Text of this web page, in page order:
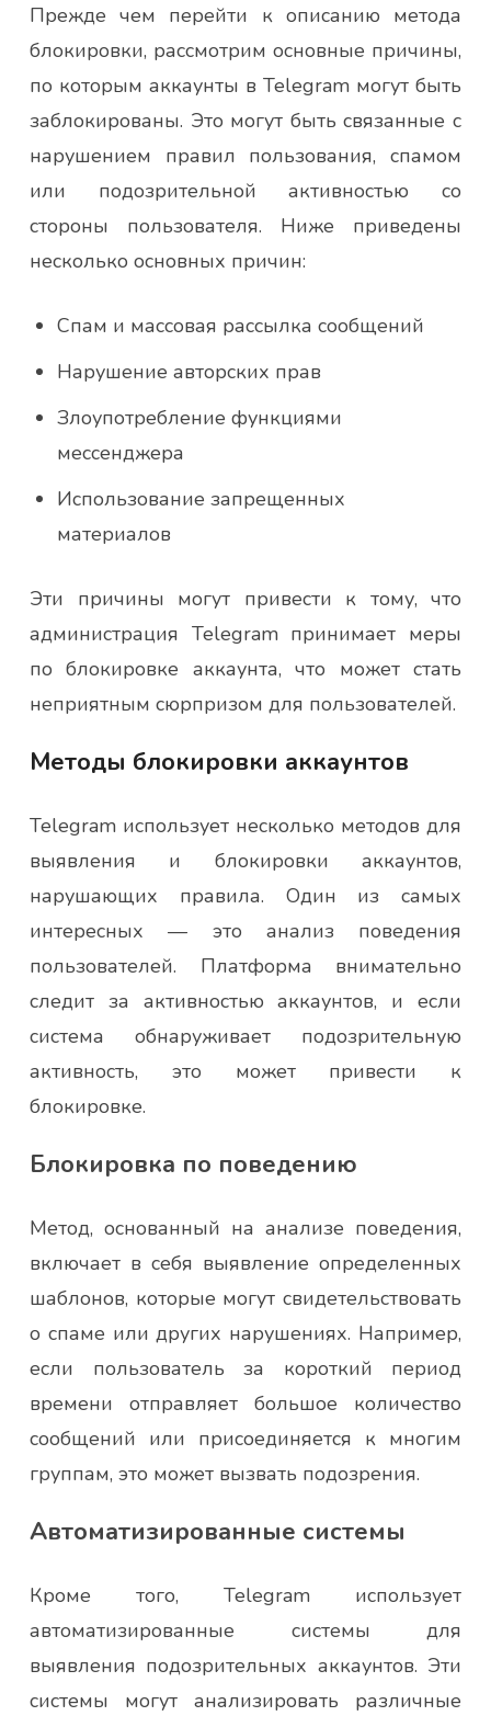
Прежде чем перейти к описанию метода
блокировки, рассмотрим основные причины,
по которым аккаунты в Telegram могут быть
заблокированы. Это могут быть связанные с
нарушением правил пользования, спамом
или подозрительной активностью со
стороны пользователя. Ниже приведены
несколько основных причин:
Спам и массовая рассылка сообщений
Нарушение авторских прав
Злоупотребление функциями
мессенджера
Использование запрещенных
материалов
Эти причины могут привести к тому, что
администрация Telegram принимает меры
по блокировке аккаунта, что может стать
неприятным сюрпризом для пользователей.
Методы блокировки аккаунтов
Telegram использует несколько методов для
выявления и блокировки аккаунтов,
нарушающих правила. Один из самых
интересных — это анализ поведения
пользователей. Платформа внимательно
следит за активностью аккаунтов, и если
система обнаруживает подозрительную
активность, это может привести к
блокировке.
Блокировка по поведению
Метод, основанный на анализе поведения,
включает в себя выявление определенных
шаблонов, которые могут свидетельствовать
о спаме или других нарушениях. Например,
если пользователь за короткий период
времени отправляет большое количество
сообщений или присоединяется к многим
группам, это может вызвать подозрения.
Автоматизированные системы
Кроме того, Telegram использует
автоматизированные системы для
выявления подозрительных аккаунтов. Эти
системы могут анализировать различные